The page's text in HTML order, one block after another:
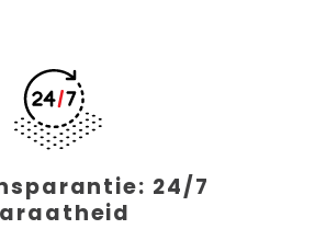
24/7